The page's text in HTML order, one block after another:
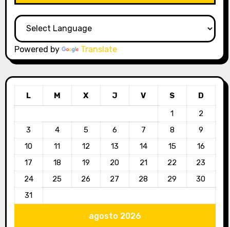
Powered by Translate
agosto 2026
L M X J V S
D
1
2
3
4 5 6 7 8
9
10
11 12 13 14 15
16
17
18 19 20 21 22
23
24
25 26 27 28 29
30
31